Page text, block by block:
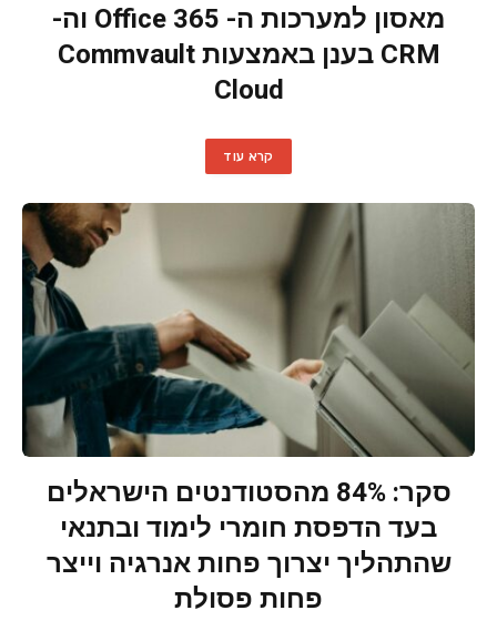
מאסון למערכות ה- Office 365 וה-
CRM בענן באמצעות Commvault
Cloud
קרא עוד
סקר: 84% מהסטודנטים הישראלים
בעד הדפסת חומרי לימוד ובתנאי
שהתהליך יצרוך פחות אנרגיה וייצר
פחות פסולת